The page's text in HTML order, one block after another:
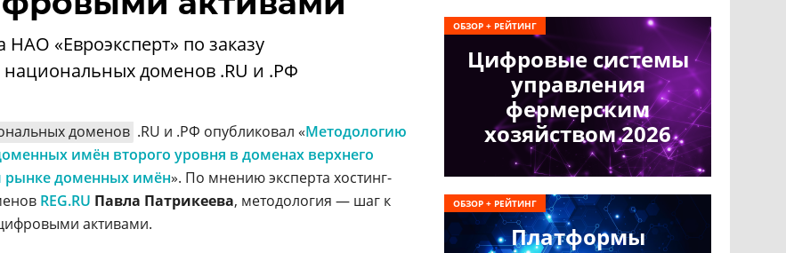
«Евроэксперт» по заказу
доменов .RU и .РФ
доменов .RU и .РФ опубликовал «Методологию
имён второго уровня в доменах верхнего
рынке доменных имён». По мнению эксперта хостинг-
REG.RU Павла Патрикеева, методология — шаг к
активами.
Цифровые системы
управления
фермерским
хозяйством 2026
ОБЗОР + РЕЙТИНГ
Платформы
ОБЗОР + РЕЙТИНГ